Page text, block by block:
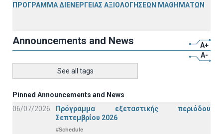
ΠΡΟΓΡΑΜΜΑ ΔΙΕΝΕΡΓΕΙΑΣ ΑΞΙΟΛΟΓΗΣΕΩΝ ΜΑΘΗΜΑΤΩΝ
Announcements and News
A+
A-
See all tags
Pinned Announcements and News
06/07/2026
Πρόγραμμα εξεταστικής περιόδου
Σεπτεμβρίου 2026
#Schedule